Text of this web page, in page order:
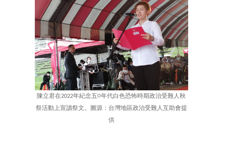
陳立君在2022年紀念五○年代白色恐怖時期政治受難人秋
祭活動上宣讀祭文。圖源：台灣地區政治受難人互助會提
供